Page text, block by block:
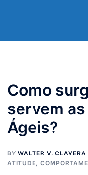
Como
servem
Ágeis?
BY WALTER V. CLAVERA
ATITUDE,